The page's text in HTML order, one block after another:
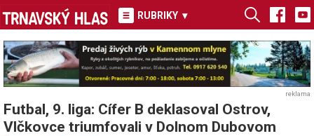
RUBRIKY ▾
reklama
Futbal, 9. liga: Cífer B deklasoval Ostrov,
Vlčkovce triumfovali v Dolnom Dubovom